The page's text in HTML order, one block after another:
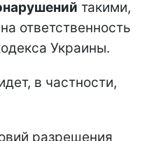
такими,
ответственность
Украины.
в частности,
разрешения